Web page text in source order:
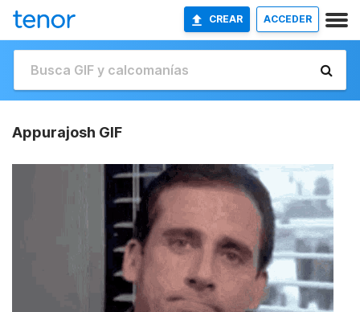
CREAR ACCEDER
Appurajosh GIF